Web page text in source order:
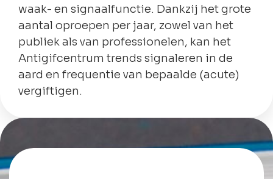
waak- en signaalfunctie. Dankzij het grote
aantal oproepen per jaar, zowel van het
publiek als van professionelen, kan het
Antigifcentrum trends signaleren in de
aard en frequentie van bepaalde (acute)
vergiftigen.